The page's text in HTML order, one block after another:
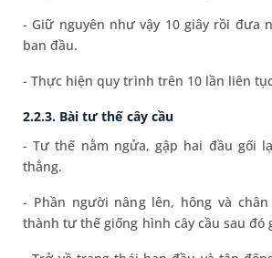
- Giữ nguyên như vậy 10 giây rồi đưa
ban đầu.
- Thực hiện quy trình trên 10 lần liên
2.2.3. Bài tư thế cây cầu
- Tư thế nằm ngửa, gập hai đầu gối
thẳng.
- Phần người nâng lên, hông và
thành tư thế giống hình cây cầu sau đó